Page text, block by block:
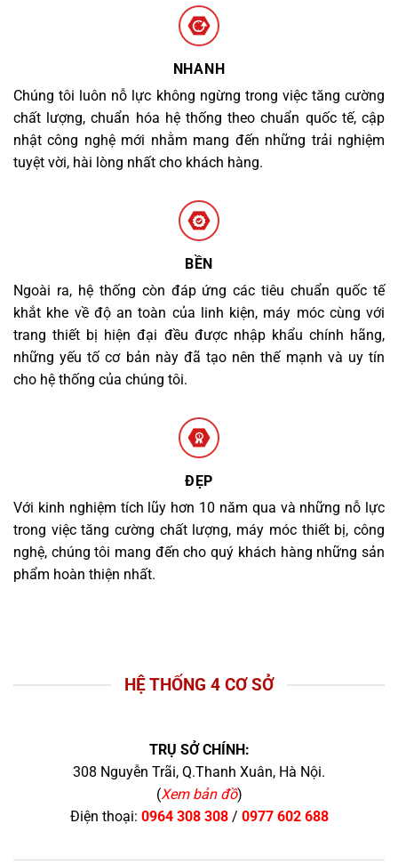
NHANH
Chúng tôi luôn nỗ lực không ngừng trong việc tăng cường
chất lượng, chuẩn hóa hệ thống theo chuẩn quốc tế, cập
nhật công nghệ mới nhằm mang đến những trải nghiệm
tuyệt vời, hài lòng nhất cho khách hàng.
BỀN
Ngoài ra, hệ thống còn đáp ứng các tiêu chuẩn quốc tế
khắt khe về độ an toàn của linh kiện, máy móc cùng với
trang thiết bị hiện đại đều được nhập khẩu chính hãng,
những yếu tố cơ bản này đã tạo nên thế mạnh và uy tín
cho hệ thống của chúng tôi.
ĐẸP
Với kinh nghiệm tích lũy hơn 10 năm qua và những nỗ lực
trong việc tăng cường chất lượng, máy móc thiết bị, công
nghệ, chúng tôi mang đến cho quý khách hàng những sản
phẩm hoàn thiện nhất.
HỆ THỐNG 4 CƠ SỞ
TRỤ SỞ CHÍNH:
308 Nguyễn Trãi, Q.Thanh Xuân, Hà Nội.
(Xem bản đồ)
Điện thoại: 0964 308 308/ 0977 602 688